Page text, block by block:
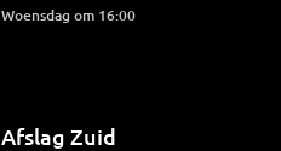
woensdag om 16:00
Afslag Zuid